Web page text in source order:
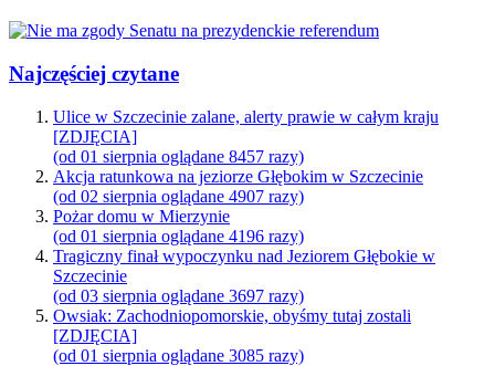
Najczęściej czytane
Ulice w Szczecinie zalane, alerty prawie w całym kraju
[ZDJĘCIA]
(od 01 sierpnia oglądane 8457 razy)
Akcja ratunkowa na jeziorze Głębokim w Szczecinie
(od 02 sierpnia oglądane 4907 razy)
Pożar domu w Mierzynie
(od 01 sierpnia oglądane 4196 razy)
Tragiczny finał wypoczynku nad Jeziorem Głębokie w
Szczecinie
(od 03 sierpnia oglądane 3697 razy)
Owsiak: Zachodniopomorskie, obyśmy tutaj zostali
[ZDJĘCIA]
(od 01 sierpnia oglądane 3085 razy)